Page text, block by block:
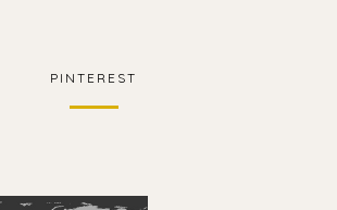
PINTEREST